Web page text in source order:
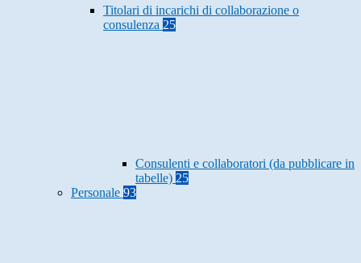
Titolari di incarichi di collaborazione o
consulenza 25
Consulenti e collaboratori (da pubblicare in
tabelle) 25
Personale 93